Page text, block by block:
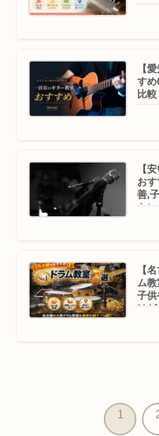
【
す
比較
【
お
善,
ト
【
ム
子供
はど
1